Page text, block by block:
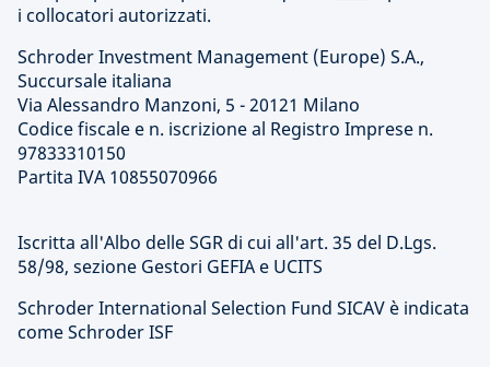
i collocatori autorizzati.
Schroder Investment Management (Europe) S.A.,
Succursale italiana
Via Alessandro Manzoni, 5 - 20121 Milano
Codice fiscale e n. iscrizione al Registro Imprese n.
97833310150
Partita IVA 10855070966
Iscritta all'Albo delle SGR di cui all'art. 35 del D.Lgs.
58/98, sezione Gestori GEFIA e UCITS
Schroder International Selection Fund SICAV è indicata
come Schroder ISF